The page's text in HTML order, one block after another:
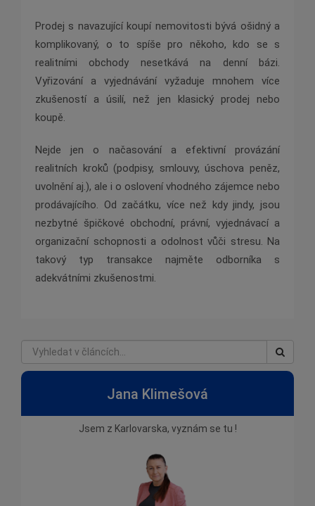
Prodej s navazující koupí nemovitosti bývá ošidný a
komplikovaný, o to spíše pro někoho, kdo se s
realitními obchody nesetkává na denní bázi.
Vyřizování a vyjednávání vyžaduje mnohem více
zkušeností a úsilí, než jen klasický prodej nebo
koupě.
Nejde jen o načasování a efektivní provázání
realitních kroků (podpisy, smlouvy, úschova peněz,
uvolnění aj.), ale i o oslovení vhodného zájemce nebo
prodávajícího. Od začátku, více než kdy jindy, jsou
nezbytné špičkové obchodní, právní, vyjednávací a
organizační schopnosti a odolnost vůči stresu. Na
takový typ transakce najměte odborníka s
adekvátními zkušenostmi.
Jana Klimešová
Jsem z Karlovarska, vyznám se tu !